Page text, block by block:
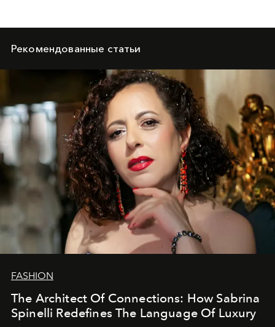
Рекомендованные статьи
FASHION
The Architect Of Connections: How Sabrina
Spinelli Redefines The Language Of Luxury